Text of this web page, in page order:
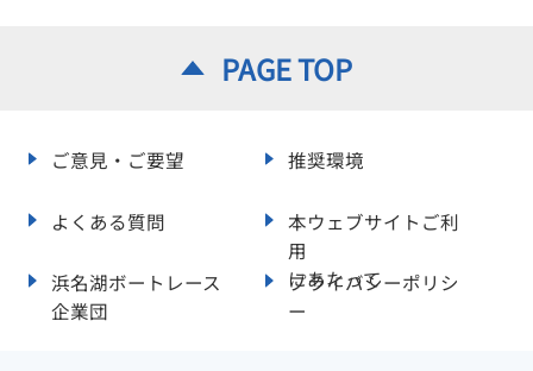
PAGE TOP
ご意見・ご要望 推奨環境
よくある質問
本ウェブサイトご利
用
にあたって
浜名湖ボートレース
企業団
プライバシーポリシ
ー